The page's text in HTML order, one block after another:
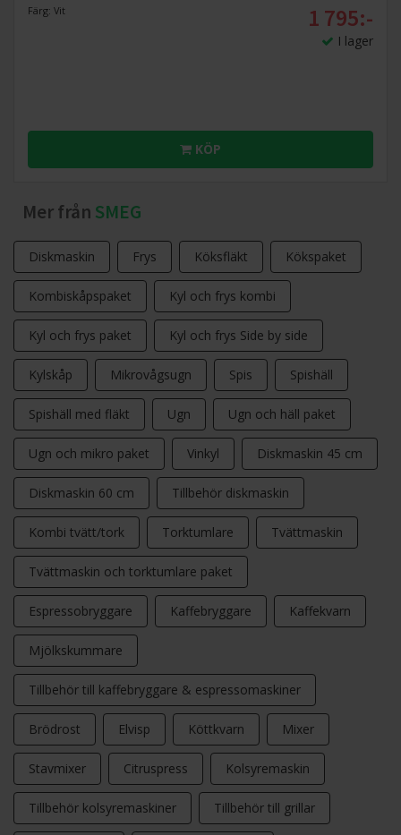
Färg: Vit 1 795:-
I lager
KÖP
Mer från SMEG
Diskmaskin Frys Köksfläkt Kökspaket
Kombiskåpspaket Kyl och frys kombi
Kyl och frys paket Kyl och frys Side by side
Kylskåp Mikrovågsugn Spis Spishäll
Spishäll med fläkt Ugn Ugn och häll paket
Ugn och mikro paket Vinkyl Diskmaskin 45 cm
Diskmaskin 60 cm Tillbehör diskmaskin
Kombi tvätt/tork Torktumlare Tvättmaskin
Tvättmaskin och torktumlare paket
Espressobryggare Kaffebryggare Kaffekvarn
Mjölkskummare
Tillbehör till kaffebryggare & espressomaskiner
Brödrost Elvisp Köttkvarn Mixer
Stavmixer Citruspress Kolsyremaskin
Tillbehör kolsyremaskiner Tillbehör till grillar